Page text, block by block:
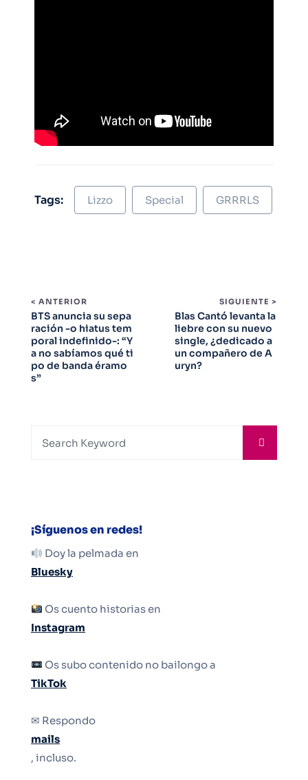
Tags: Lizzo Special GRRRLS
< ANTERIOR
BTS anuncia su sepa
ración -o hiatus tem
poral indefinido-: “Y
a no sabíamos qué ti
po de banda éramo
s”
SIGUIENTE >
Blas Cantó levanta la
liebre con su nuevo
single, ¿dedicado a
un compañero de A
uryn?
¡Síguenos en redes!
Doy la pelmada en
Bluesky
Os cuento historias en
Instagram
Os subo contenido no bailongo a
TikTok
✉ Respondo
mails
, incluso.